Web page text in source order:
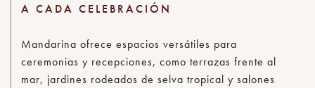
A CADA CELEBRACIÓN
Mandarina ofrece espacios versátiles para
ceremonias y recepciones, como terrazas frente al
mar, jardines rodeados de selva tropical y salones